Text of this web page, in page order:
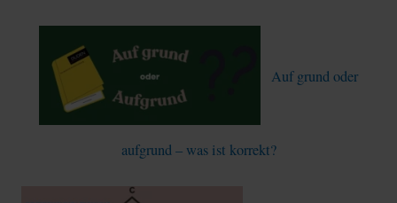
Auf grund oder
aufgrund – was ist korrekt?